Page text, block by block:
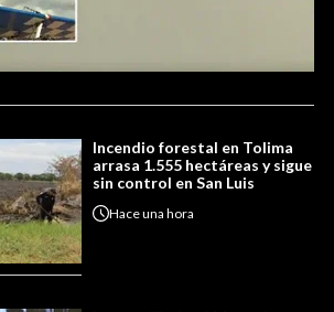
Incendio forestal en Tolima
arrasa 1.555 hectáreas y sigue
sin control en San Luis
Haceuna hora